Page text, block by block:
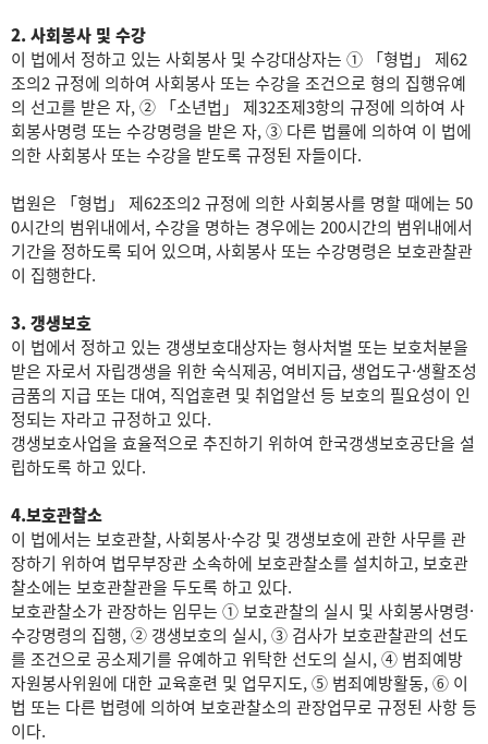
2. 사회봉사 및 수강
이 법에서 정하고 있는 사회봉사 및 수강대상자는 ① 「형법」 제62
조의2 규정에 의하여 사회봉사 또는 수강을 조건으로 형의 집행유예
의 선고를 받은 자, ② 「소년법」 제32조제3항의 규정에 의하여 사
회봉사명령 또는 수강명령을 받은 자, ③ 다른 법률에 의하여 이 법에
의한 사회봉사 또는 수강을 받도록 규정된 자들이다.
법원은 「형법」 제62조의2 규정에 의한 사회봉사를 명할 때에는 50
0시간의 범위내에서, 수강을 명하는 경우에는 200시간의 범위내에서
기간을 정하도록 되어 있으며, 사회봉사 또는 수강명령은 보호관찰관
이 집행한다.
3. 갱생보호
이 법에서 정하고 있는 갱생보호대상자는 형사처벌 또는 보호처분을
받은 자로서 자립갱생을 위한 숙식제공, 여비지급, 생업도구·생활조성
금품의 지급 또는 대여, 직업훈련 및 취업알선 등 보호의 필요성이 인
정되는 자라고 규정하고 있다.
갱생보호사업을 효율적으로 추진하기 위하여 한국갱생보호공단을 설
립하도록 하고 있다.
4.보호관찰소
이 법에서는 보호관찰, 사회봉사·수강 및 갱생보호에 관한 사무를 관
장하기 위하여 법무부장관 소속하에 보호관찰소를 설치하고, 보호관
찰소에는 보호관찰관을 두도록 하고 있다.
보호관찰소가 관장하는 임무는 ① 보호관찰의 실시 및 사회봉사명령·
수강명령의 집행, ② 갱생보호의 실시, ③ 검사가 보호관찰관의 선도
를 조건으로 공소제기를 유예하고 위탁한 선도의 실시, ④ 범죄예방
자원봉사위원에 대한 교육훈련 및 업무지도, ⑤ 범죄예방활동, ⑥ 이
법 또는 다른 법령에 의하여 보호관찰소의 관장업무로 규정된 사항 등
이다.